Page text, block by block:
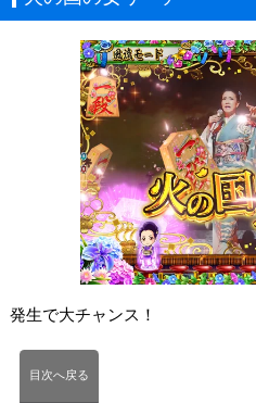
発生で大チャンス！
目次へ戻る